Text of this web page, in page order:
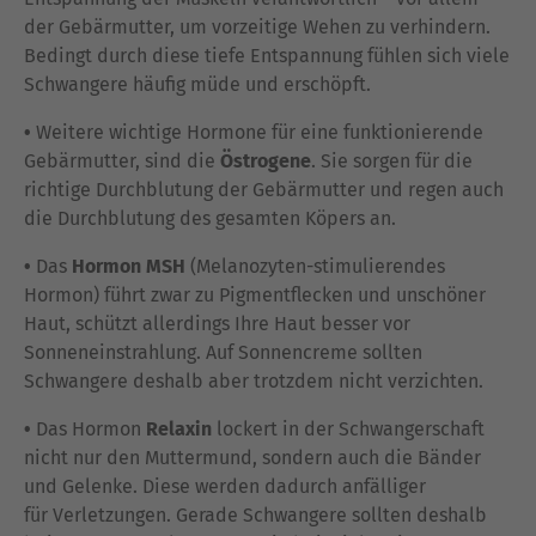
der Gebärmutter, um vorzeitige Wehen zu verhindern.
Bedingt durch diese tiefe Entspannung fühlen sich viele
Schwangere häufig müde und erschöpft.
• Weitere wichtige Hormone für eine funktionierende
Gebärmutter, sind die Östrogene. Sie sorgen für die
richtige Durchblutung der Gebärmutter und regen auch
die Durchblutung des gesamten Köpers an.
• Das Hormon MSH (Melanozyten-stimulierendes
Hormon) führt zwar zu Pigmentflecken und unschöner
Haut, schützt allerdings Ihre Haut besser vor
Sonneneinstrahlung. Auf Sonnencreme sollten
Schwangere deshalb aber trotzdem nicht verzichten.
• Das Hormon Relaxin lockert in der Schwangerschaft
nicht nur den Muttermund, sondern auch die Bänder
und Gelenke. Diese werden dadurch anfälliger
für Verletzungen. Gerade Schwangere sollten deshalb